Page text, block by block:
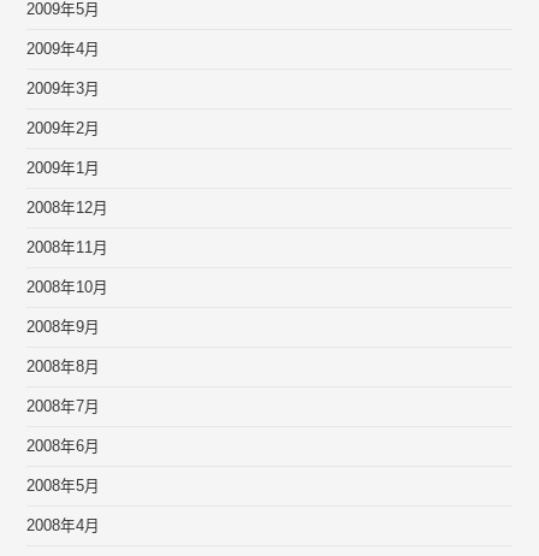
2009年5月
2009年4月
2009年3月
2009年2月
2009年1月
2008年12月
2008年11月
2008年10月
2008年9月
2008年8月
2008年7月
2008年6月
2008年5月
2008年4月